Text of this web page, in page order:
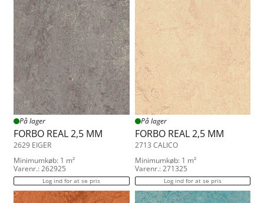
På lager
FORBO REAL 2,5 MM
2629 EIGER
Minimumkøb: 1 m²
Varenr.: 262925
Log ind for at se pris
På lager
FORBO REAL 2,5 MM
2713 CALICO
Minimumkøb: 1 m²
Varenr.: 271325
Log ind for at se pris